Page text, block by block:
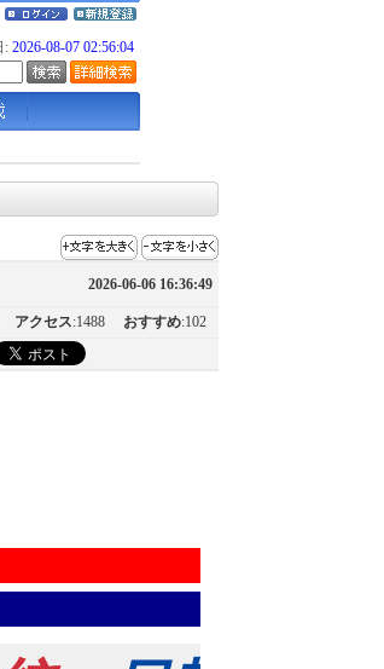
: 2026-08-07 02:56:04
2026-06-06 16:36:49
アクセス:1488 おすすめ:102